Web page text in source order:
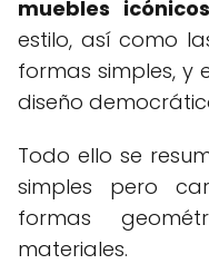
muebles icónicos
estilo, así como
formas simples, y
diseño
Todo ello se
simples pero
formas
materiales.